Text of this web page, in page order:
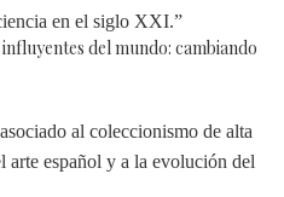
del mundo: cambiando